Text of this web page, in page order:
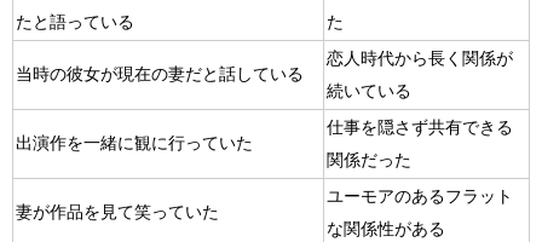
たと語っている
た
当時の彼女が現在の妻だと話している
恋人時代から長く関係が
続いている
出演作を一緒に観に行っていた
仕事を隠さず共有できる
関係だった
妻が作品を見て笑っていた
ユーモアのあるフラット
な関係性がある